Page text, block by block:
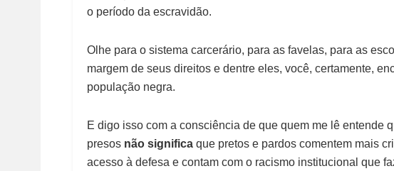
o período da escravidão.
Olhe para o sistema carcerário, para as favelas, para as
margem de seus direitos e dentre eles, você, certamente,
população negra.
E digo isso com a consciência de que quem me lê entende
presos não significa que pretos e pardos comentem mais
acesso à defesa e contam com o racismo institucional que